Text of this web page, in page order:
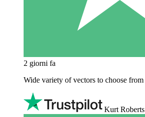
2 giorni fa
Wide variety of vectors to choose from
Kurt Roberts